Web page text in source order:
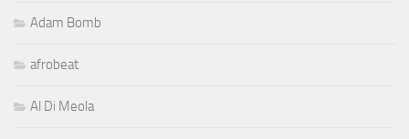
Adam Bomb
afrobeat
Al Di Meola